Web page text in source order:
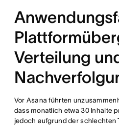
Verteilung
Vor Asana führten
dass monatlich etwa 30 Inhalte
jedoch aufgrund der schlechten